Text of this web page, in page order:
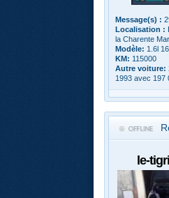
Message(s) :
Localisation :
la Charente
Modèle: 1.6l
KM: 115000
Autre voiture:
1993 avec 197
le-